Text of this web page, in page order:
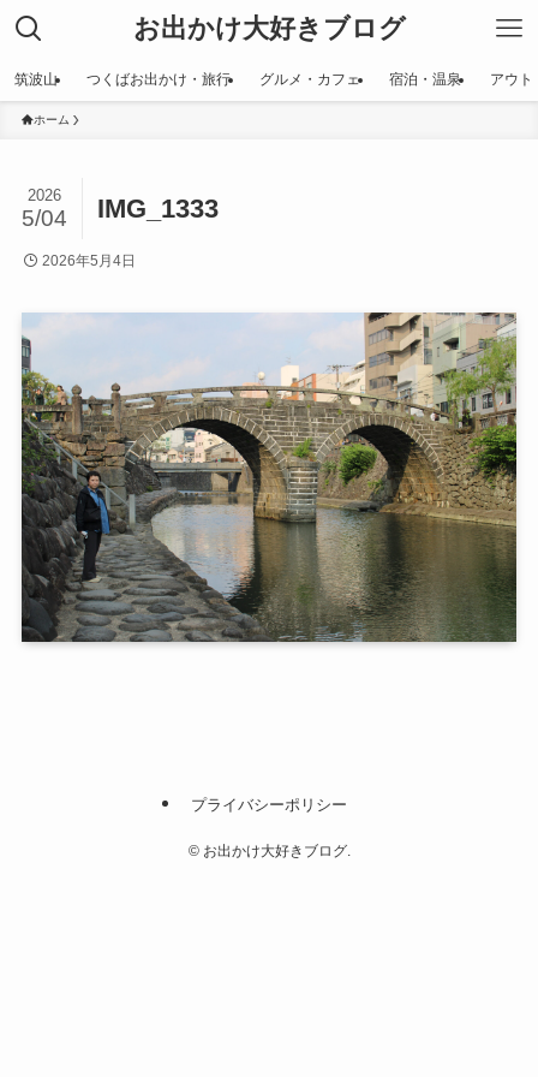
お出かけ大好きブログ
筑波山 つくばお出かけ・旅行 グルメ・カフェ 宿泊・温泉 アウト
ホーム
IMG_1333
2026
5/04
2026年5月4日
プライバシーポリシー
©お出かけ大好きブログ.